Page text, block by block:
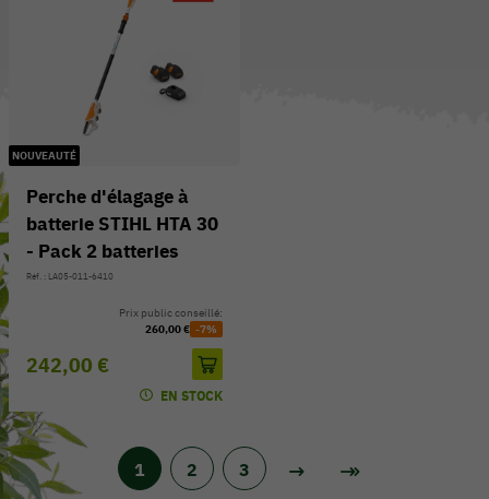
NOUVEAUTÉ
Perche d'élagage à
batterie STIHL HTA 30
- Pack 2 batteries
Réf. : LA05-011-6410
242,00 €
Prix public conseillé:
260,00 € -7%
EN STOCK
1 2 3